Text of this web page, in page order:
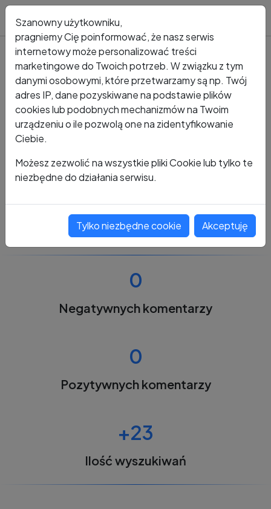
Kto dzwonił? Numer +48 789 303 480
+48 789 303 480
0
Negatywnych komentarzy
0
Pozytywnych komentarzy
+23
Ilość wyszukiwań
Szanowny użytkowniku,
pragniemy Cię poinformować, że nasz serwis
internetowy może personalizować treści
marketingowe do Twoich potrzeb. W związku z tym
danymi osobowymi, które przetwarzamy są np. Twój
adres IP, dane pozyskiwane na podstawie plików
cookies lub podobnych mechanizmów na Twoim
urządzeniu o ile pozwolą one na zidentyfikowanie
Ciebie.
Możesz zezwolić na wszystkie pliki Cookie lub tylko te
niezbędne do działania serwisu.
Tylko niezbędne cookie Akceptuję